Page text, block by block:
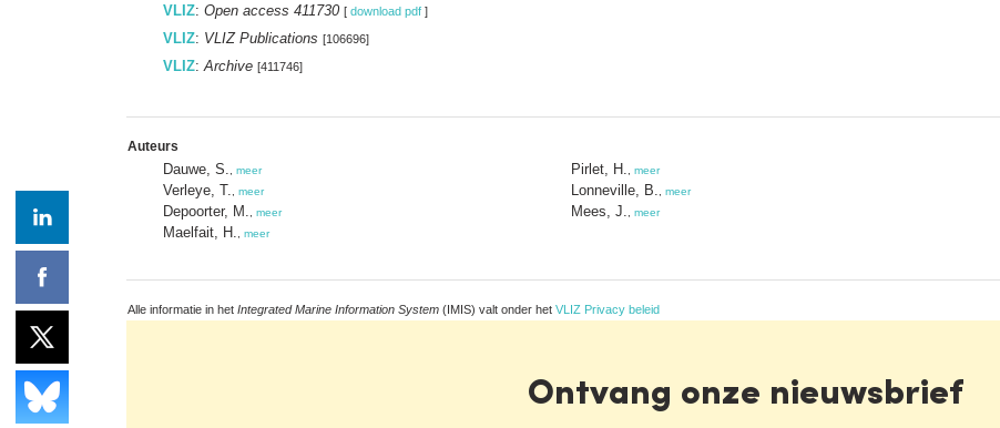
VLIZ: Open access 411730 [ download pdf ]
VLIZ: VLIZ Publications [106696]
VLIZ: Archive [411746]
Auteurs
Dauwe, S. meer
Verleye, T. meer
Depoorter, M. meer
Maelfait, H. meer
Pirlet, H. meer
Lonneville, B. meer
Mees, J. meer
Alle informatie in het Integrated Marine Information System (IMIS) valt onder het VLIZ Privacy beleid
Ontvang onze nieuwsbrief